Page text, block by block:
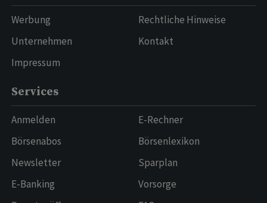
Werbung
Unternehmen
Impressum
Rechtliche Hinweise
Kontakt
Services
Anmelden
Börsenabos
Newsletter
E-Banking
E-Rechner
Börsenlexikon
Sparplan
Vorsorge